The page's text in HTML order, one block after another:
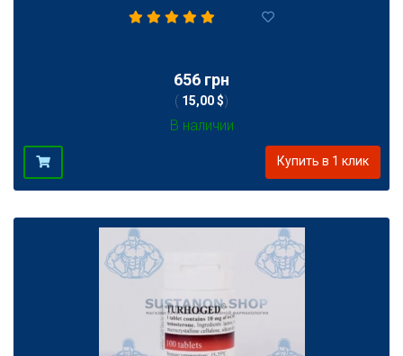
656 грн
( 15,00 $)
В наличии
Купить в 1 клик